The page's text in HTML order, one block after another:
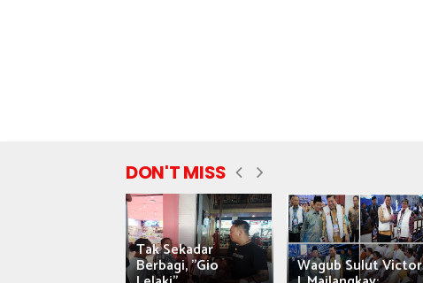
DON'T MISS
Tak Sekadar
Berbagi, "Gio Wagub Sulut Victor